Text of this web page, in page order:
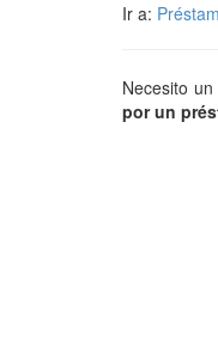
Ir a:
Necesito
por un